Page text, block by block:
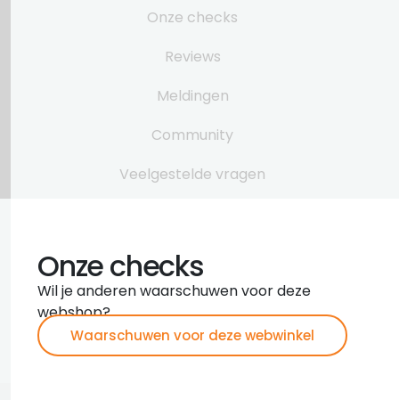
Onze checks
Reviews
Meldingen
Community
Veelgestelde vragen
Onze checks
Wil je anderen waarschuwen voor deze
webshop?
Waarschuwen voor deze webwinkel